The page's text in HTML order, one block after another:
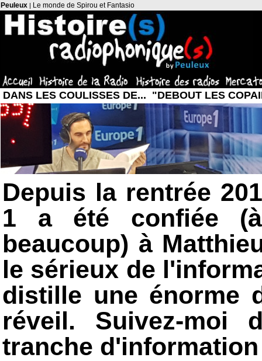
Peuleux | Le monde de Spirou et Fantasio
DANS LES COULISSES DE... "DEBOUT LES
Depuis la rentrée
1 a été confiée
beaucoup) à
le sérieux de
distille une énorme
réveil. Suivez-moi
tranche